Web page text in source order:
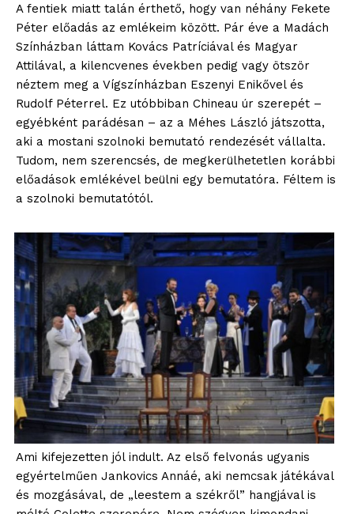
A fentiek miatt talán érthető, hogy van néhány Fekete
Péter előadás az emlékeim között. Pár éve a Madách
Színházban láttam Kovács Patríciával és Magyar
Attilával, a kilencvenes években pedig vagy ötször
néztem meg a Vígszínházban Eszenyi Enikővel és
Rudolf Péterrel. Ez utóbbiban Chineau úr szerepét –
egyébként parádésan – az a Méhes László játszotta,
aki a mostani szolnoki bemutató rendezését vállalta.
Tudom, nem szerencsés, de megkerülhetetlen korábbi
előadások emlékével beülni egy bemutatóra. Féltem is
a szolnoki bemutatótól.
Ami kifejezetten jól indult. Az első felvonás ugyanis
egyértelműen Jankovics Annáé, aki nemcsak játékával
és mozgásával, de „leestem a székről” hangjával is